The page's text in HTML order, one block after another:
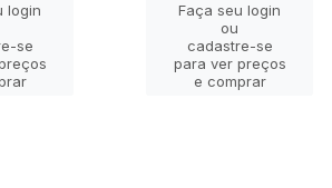
login
se
Faça seu login
ou
cadastre-se
para ver preços
e comprar